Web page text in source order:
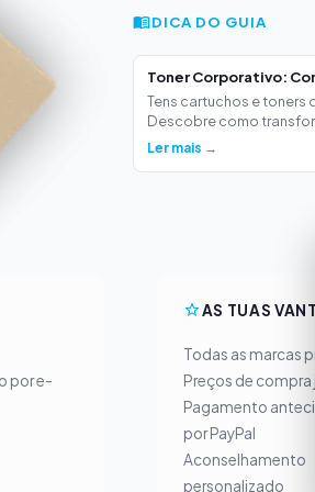
DICA DO GUIA
Toner Corporativo:
Tens cartuchos e toners
Descobre como
Ler mais →
por e-
AS TUAS
Todas as marcas
Preços de
Pagamento
por PayPal
Aconselhamento
personalizado